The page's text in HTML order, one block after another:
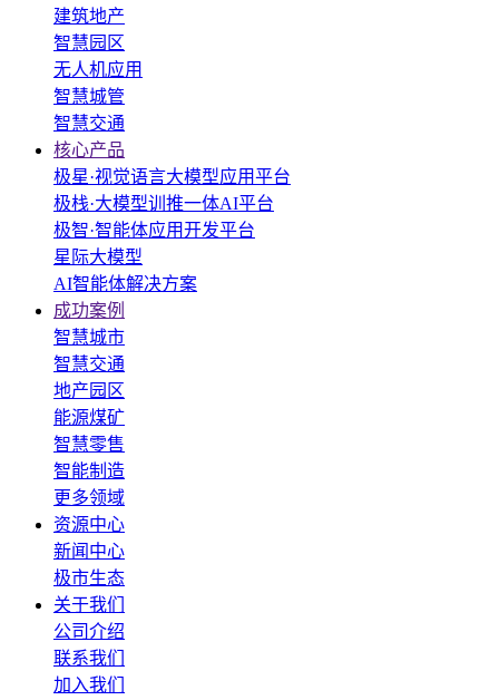
建筑地产
智慧园区
无人机应用
智慧城管
智慧交通
核心产品
极星·视觉语言大模型应用平台
极栈·大模型训推一体AI平台
极智·智能体应用开发平台
星际大模型
AI智能体解决方案
成功案例
智慧城市
智慧交通
地产园区
能源煤矿
智慧零售
智能制造
更多领域
资源中心
新闻中心
极市生态
关于我们
公司介绍
联系我们
加入我们